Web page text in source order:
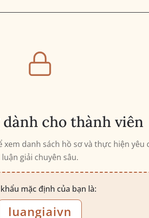
cho thành viên
xem danh sách hồ sơ và thực hiện yêu
luận giải chuyên sâu.
mặc định của bạn là:
luangiaivn